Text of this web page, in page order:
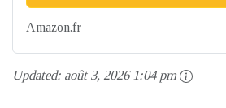
Amazon.fr
Updated: août 3, 2026 1:04 pm